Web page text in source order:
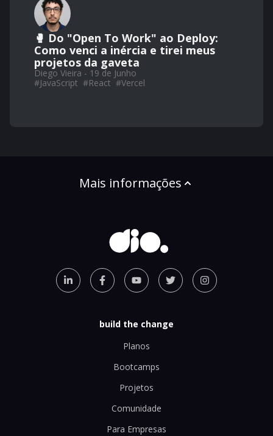
🥊 Do "Open To Work" ao Deploy:
Como venci a inércia e tirei meus
projetos da gaveta
Diego Vieira - 19 de Junho
#JavaScript #React #Vercel
Mais informações
build the change
Planos
Bootcamps
Projetos
Comunidade
Para Empresas